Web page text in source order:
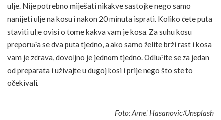
ulje. Nije potrebno miješati nikakve sastojke nego samo
nanijeti ulje na kosu i nakon 20 minuta isprati. Koliko ćete puta
staviti ulje ovisi o tome kakva vam je kosa. Za suhu kosu
preporuča se dva puta tjedno, a ako samo želite brži rast i kosa
vam je zdrava, dovoljno je jednom tjedno. Odlučite se za jedan
od preparata i uživajte u dugoj kosi i prije nego što ste to
očekivali.
Foto: Arnel Hasanovic/Unsplash